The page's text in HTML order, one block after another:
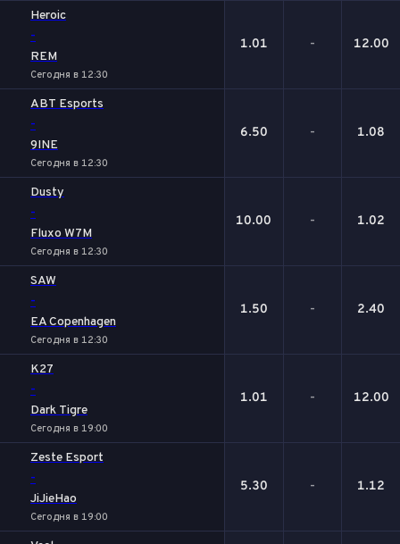
Heroic
-
REM
Сегодня в 12:30
1.01 - 12.00
ABT Esports
-
9INE
Сегодня в 12:30
6.50 - 1.08
Dusty
-
Fluxo W7M
Сегодня в 12:30
10.00 - 1.02
SAW
-
EA Copenhagen
Сегодня в 12:30
1.50 - 2.40
K27
-
Dark Tigre
Сегодня в 19:00
1.01 - 12.00
Zeste Esport
-
JiJieHao
Сегодня в 19:00
5.30 - 1.12